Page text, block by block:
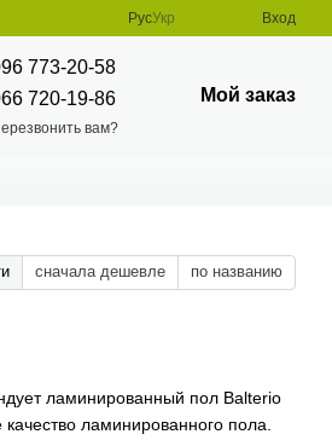
РусУкр Вход
773-20-58
720-19-86
вам?
Мой заказ
сначала дешевле по названию
ламинированный пол Balterio
ламинированного пола.